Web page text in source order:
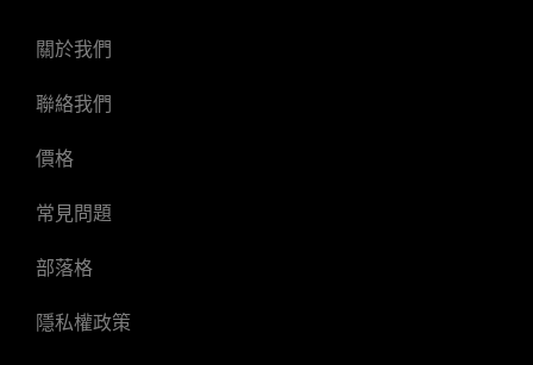
關於我們
聯絡我們
價格
常見問題
部落格
隱私權政策